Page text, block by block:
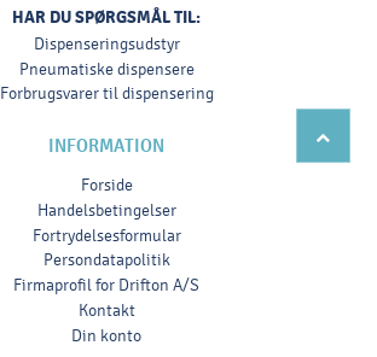
HAR DU SPØRGSMÅL TIL:
Dispenseringsudstyr
Pneumatiske dispensere
Forbrugsvarer til dispensering
INFORMATION
Forside
Handelsbetingelser
Fortrydelsesformular
Persondatapolitik
Firmaprofil for Drifton A/S
Kontakt
Din konto